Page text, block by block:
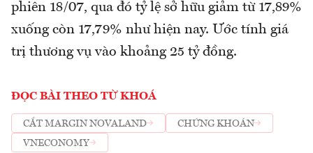
phiên 18/07, qua đó tỷ lệ sở hữu giảm từ 17,89%
xuống còn 17,79% như hiện nay. Ước tính giá
trị thương vụ vào khoảng 25 tỷ đồng.
ĐỌC BÀI THEO TỪ KHOÁ
CẮT MARGIN NOVALAND
CHỨNG KHOÁN
VNECONOMY